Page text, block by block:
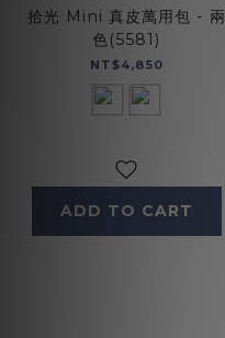
拾光 Mini 真皮萬用包 - 兩
色(5581)
NT$4,850
ADD TO CART